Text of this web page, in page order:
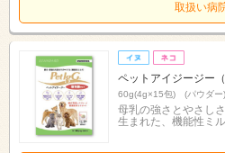
取扱い病
ペットアイジージー
60g(4g×15包) (パウダー)
母乳の強さとやさし
生まれた、機能性ミ